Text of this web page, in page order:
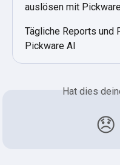
auslösen mit
Tägliche Reports und
Pickware AI
Hat dies
😞